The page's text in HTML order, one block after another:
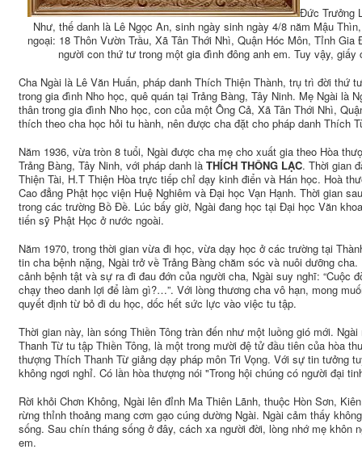
Đức Trưởng
Như, thế danh là Lê Ngọc An, sinh ngày sinh ngày 4/8 năm Mậu
ngoại: 18 Thôn Vườn Trầu, Xã Tân Thới Nhì, Quận Hóc Môn, Tỉnh
người con thứ tư trong một gia đình đông anh em. Tuy vậy,
Cha Ngài là Lê Văn Huấn, pháp danh Thích Thiện Thành, trụ trì đời thứ
trong gia đình Nho học, quê quán tại Trảng Bàng, Tây Ninh. Mẹ Ngài là
thân trong gia đình Nho học, con của một Ông Cả, Xã Tân Thới Nhì,
thích theo cha học hỏi tu hành, nên được cha đặt cho pháp danh Thích
Năm 1936, vừa tròn 8 tuổi, Ngài được cha mẹ cho xuất gia theo Hòa
Trảng Bàng, Tây Ninh, với pháp danh là THÍCH THÔNG LẠC. Thời gian
Thiện Tài, H.T Thiện Hòa trực tiếp chỉ dạy kinh điển và Hán học. Hoà
Cao đẳng Phật học viện Huệ Nghiêm và Đại học Vạn Hạnh. Thời gian
trong các trường Bồ Đề. Lúc bấy giờ, Ngài đang học tại Đại học Văn
tiến sỹ Phật Học ở nước ngoài.
Năm 1970, trong thời gian vừa đi học, vừa dạy học ở các trường tại
tin cha bệnh nặng, Ngài trở về Trảng Bàng chăm sóc và nuôi dưỡng
cảnh bệnh tật và sự ra đi đau đớn của người cha, Ngài suy nghĩ: “Cuộc
chạy theo danh lợi để làm gì?…”. Với lòng thương cha vô hạn, mong
quyết định từ bỏ đi du học, dốc hết sức lực vào việc tu tập.
Thời gian này, làn sóng Thiền Tông tràn đến như một luồng gió mới.
Thanh Từ tu tập Thiền Tông, là một trong mười đệ tử đầu tiên của hòa
thượng Thích Thanh Từ giảng dạy pháp môn Tri Vọng. Với sự tin tưởng
không ngơi nghỉ. Có lần hòa thượng nói "Trong hội chúng có người đại
Rời khỏi Chơn Không, Ngài lên đỉnh Ma Thiên Lãnh, thuộc Hòn Sơn,
rừng thỉnh thoảng mang cơm gạo cúng dường Ngài. Ngài cảm thấy
sống. Sau chín tháng sống ở đây, cách xa người đời, lòng nhớ mẹ khôn
em.